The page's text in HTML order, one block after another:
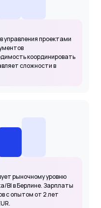
управления проектами
координировать
сложности в
рыночному уровню
BI в Берлине. Зарплаты
с опытом от 2 лет